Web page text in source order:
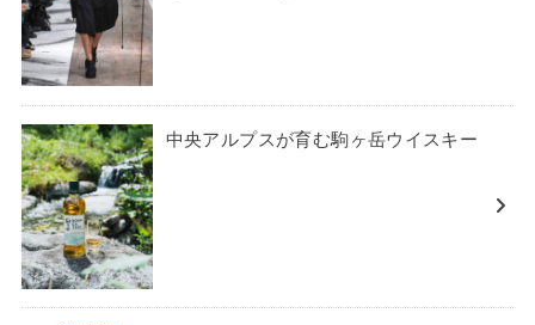
中央アルプスが育む駒ヶ岳ウイスキー